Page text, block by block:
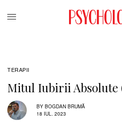
TERAPII
Mitul Iubirii Absolute
BY BOGDAN BRUMĂ
18 IUL. 2023